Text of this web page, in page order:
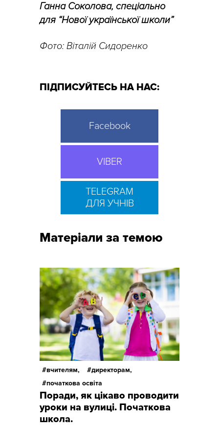
Ганна Соколова, спеціально
для “Нової української школи”
Фото: Віталій Сидоренко
ПІДПИСУЙТЕСЬ НА НАС:
Facebook
VIBER
TELEGRAM
ДЛЯ УЧНІВ
Матеріали за темою
вчителям,
директорам,
початкова освіта
Поради, як цікаво проводити
уроки на вулиці. Початкова
школа.